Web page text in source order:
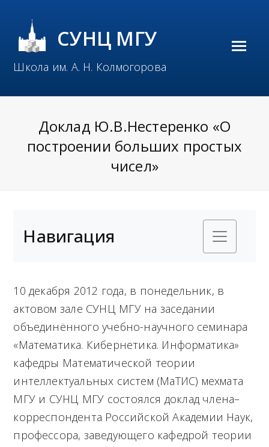
СУНЦ МГУ
Школа им. А. Н. Колмогорова
O
e
u
Доклад Ю.В.Нестеренко «О
построении больших простых
чисел»
Навигация
10 декабря 2012 года, в понедельник, в
актовом зале СУНЦ МГУ на заседании
объединённого учебно-научного семинара
«Математика. Кибернетика. Информатика»
кафедры Математической теории
интеллектуальных систем (МаТИС) мехмата
МГУ и СУНЦ МГУ состоялся доклад члена–
корреспондента Российской Академии Наук,
профессора, заведующего кафедрой теории